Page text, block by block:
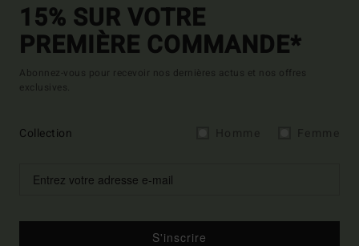
15% SUR VOTRE
PREMIÈRE COMMANDE*
Abonnez-vous pour recevoir nos dernières actus et nos offres
exclusives.
Collection
S'inscrire